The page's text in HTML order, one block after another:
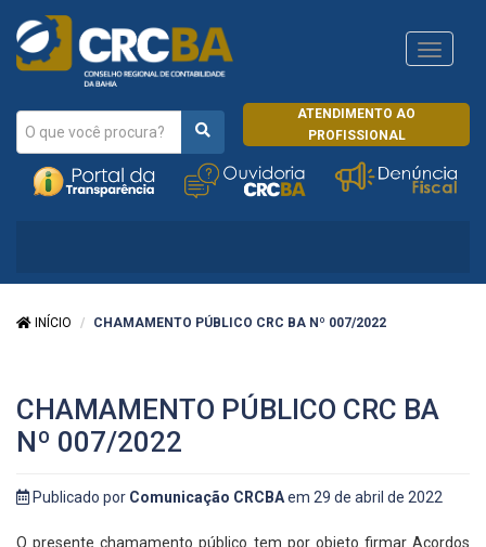
ATENDIMENTO AO
PROFISSIONAL
CRCRJ
INÍCIO CHAMAMENTO PÚBLICO CRC BA Nº 007/2022
CHAMAMENTO PÚBLICO CRC BA
Nº 007/2022
Publicado por Comunicação CRCBAem 29 de abril de 2022
O presente chamamento público tem por objeto firmar Acordos